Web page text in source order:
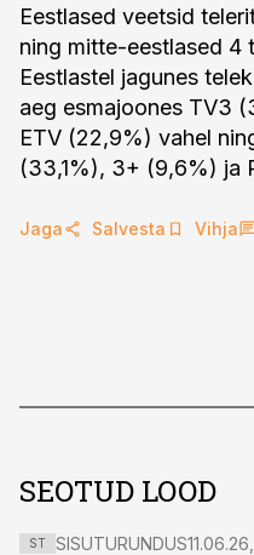
Eestlased veetsid
ning mitte-eestlased 4
Eestlastel jagunes
aeg esmajoones TV3
ETV (22,9%) vahel
(33,1%), 3+ (9,6%) ja
Jaga Salvesta Vihja
SEOTUD LOOD
ST SISUTURUNDUS